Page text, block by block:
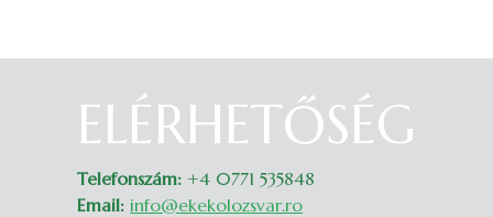
ELÉRHETŐSÉG
Telefonszám: +4 0771 535848
Email: info@ekekolozsvar.ro